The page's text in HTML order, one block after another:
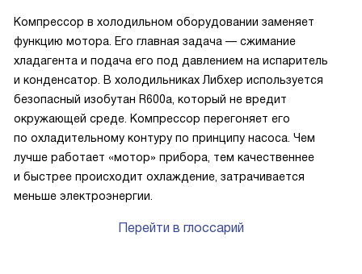
Компрессор в холодильном оборудовании заменяет
функцию мотора. Его главная задача — сжимание
хладагента и подача его под давлением на испаритель
и конденсатор. В холодильниках Либхер используется
безопасный изобутан R600a, который не вредит
окружающей среде. Компрессор перегоняет его
по охладительному контуру по принципу насоса. Чем
лучше работает «мотор» прибора, тем качественнее
и быстрее происходит охлаждение, затрачивается
меньше электроэнергии.
Перейти в глоссарий